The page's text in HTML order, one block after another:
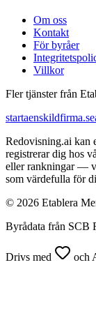
Om oss
Kontakt
För byråer
Villkor
Fler tjänster från
startaenskildfirma.se
Redovisning.ai kan
registrerar dig hos
eller rankningar —
som värdefulla för
© 2026 Etablera
Byrådata från SCB
Drivs med och